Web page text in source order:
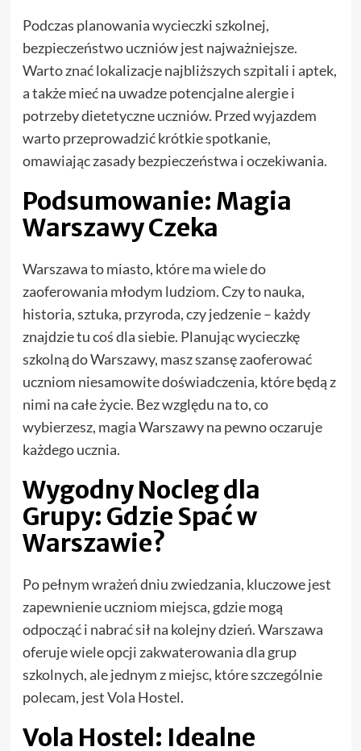
Podczas planowania wycieczki szkolnej,
bezpieczeństwo uczniów jest najważniejsze.
Warto znać lokalizacje najbliższych szpitali i aptek,
a także mieć na uwadze potencjalne alergie i
potrzeby dietetyczne uczniów. Przed wyjazdem
warto przeprowadzić krótkie spotkanie,
omawiając zasady bezpieczeństwa i oczekiwania.
Podsumowanie: Magia
Warszawy Czeka
Warszawa to miasto, które ma wiele do
zaoferowania młodym ludziom. Czy to nauka,
historia, sztuka, przyroda, czy jedzenie – każdy
znajdzie tu coś dla siebie. Planując wycieczkę
szkolną do Warszawy, masz szansę zaoferować
uczniom niesamowite doświadczenia, które będą z
nimi na całe życie. Bez względu na to, co
wybierzesz, magia Warszawy na pewno oczaruje
każdego ucznia.
Wygodny Nocleg dla
Grupy: Gdzie Spać w
Warszawie?
Po pełnym wrażeń dniu zwiedzania, kluczowe jest
zapewnienie uczniom miejsca, gdzie mogą
odpocząć i nabrać sił na kolejny dzień. Warszawa
oferuje wiele opcji zakwaterowania dla grup
szkolnych, ale jednym z miejsc, które szczególnie
polecam, jest Vola Hostel.
Vola Hostel: Idealne